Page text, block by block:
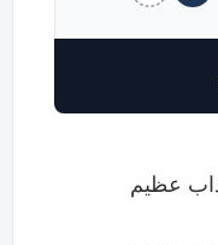
عظيم